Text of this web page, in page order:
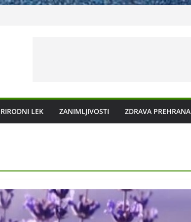
LEK ZANIMLJIVOSTI ZDRAVA PREHRANA